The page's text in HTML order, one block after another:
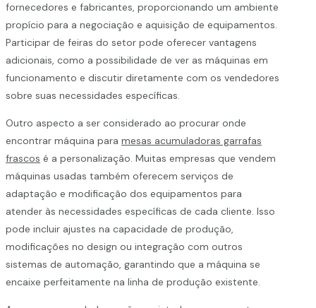
fornecedores e fabricantes, proporcionando um ambiente
propício para a negociação e aquisição de equipamentos.
Participar de feiras do setor pode oferecer vantagens
adicionais, como a possibilidade de ver as máquinas em
funcionamento e discutir diretamente com os vendedores
sobre suas necessidades específicas.
Outro aspecto a ser considerado ao procurar onde
encontrar máquina para mesas acumuladoras garrafas
frascos é a personalização. Muitas empresas que vendem
máquinas usadas também oferecem serviços de
adaptação e modificação dos equipamentos para
atender às necessidades específicas de cada cliente. Isso
pode incluir ajustes na capacidade de produção,
modificações no design ou integração com outros
sistemas de automação, garantindo que a máquina se
encaixe perfeitamente na linha de produção existente.